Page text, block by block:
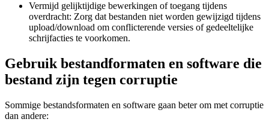
Vermijd gelijktijdige bewerkingen of toegang tijdens
overdracht: Zorg dat bestanden niet worden gewijzigd tijdens
upload/download om conflicterende versies of gedeeltelijke
schrijfacties te voorkomen.
Gebruik bestandformaten en software die
bestand zijn tegen corruptie
Sommige bestandsformaten en software gaan beter om met corruptie
dan andere: